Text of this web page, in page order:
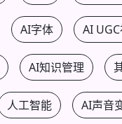
AI字体 AI
AI知识管理
人工智能 AI声音